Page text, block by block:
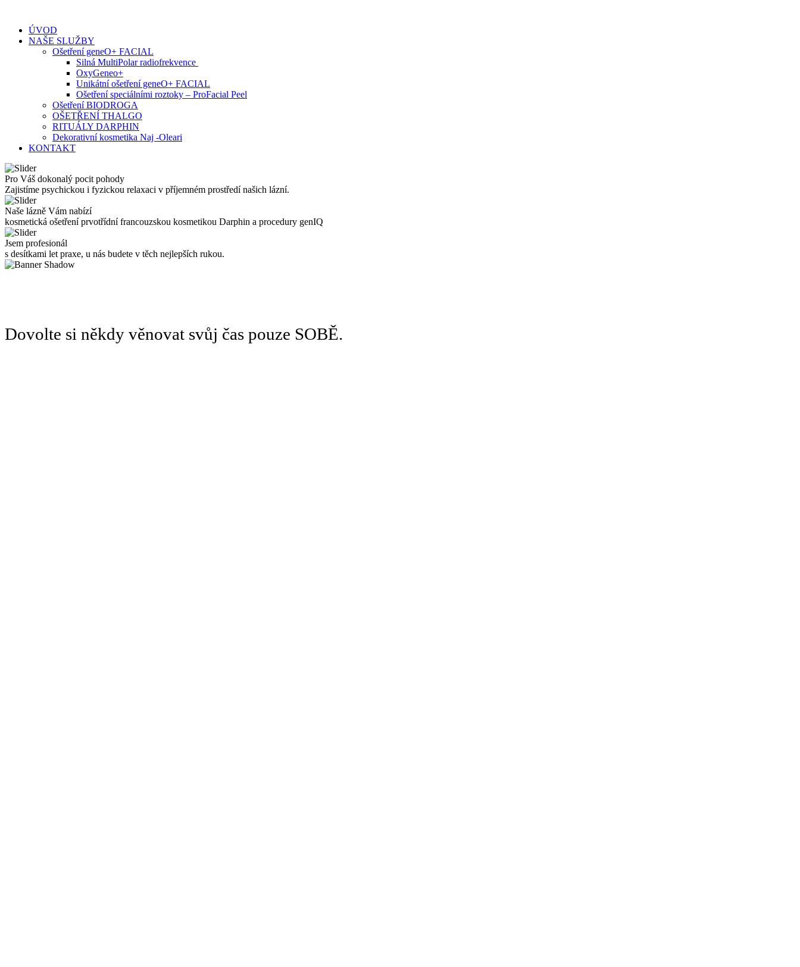
contentÚVOD
NAŠE SLUŽBY
Ošetření geneO+ FACIAL
Silná MultiPolar radiofrekvence
OxyGeneo+
Unikátní ošetření geneO+ FACIAL
Ošetření speciálními roztoky – ProFacial Peel
Ošetření BIODROGA
OŠETŘENÍ THALGO
RITUÁLY DARPHIN
Dekorativní kosmetika Naj -Oleari
KONTAKT
Pro Váš dokonalý pocit pohody
Zajistíme psychickou i fyzickou relaxaci v příjemném prostředí našich lázní.
Naše lázně Vám nabízí
kosmetická ošetření prvotřídní francouzskou kosmetikou Darphin a procedury genIQ
Jsem profesionál
s desítkami let praxe, u nás budete v těch nejlepších rukou.
Dovolte si někdy věnovat svůj čas pouze SOBĚ.